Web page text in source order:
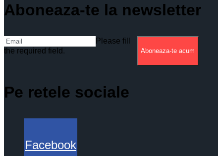
Aboneaza-te la newsletter
Please fill
the required field.
Aboneaza-te acum
Pe retele sociale
Facebook